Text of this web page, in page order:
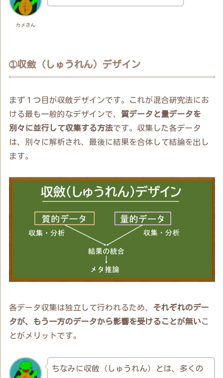
カメさん
➀収斂（しゅうれん）デザイン
まず１つ目が収斂デザインです。これが混合研究法にお
ける最も一般的なデザインで、質データと量データを
別々に並行して収集する方法です。収集した各データ
は、別々に解析され、最後に結果を合体して結論を出し
ます。
各データ収集は独立して行われるため、 それぞれのデー
タが、もう一方のデータから影響を受けることが無いこ
とがメリットです。
ちなみに収斂（しゅうれん）とは、多くの